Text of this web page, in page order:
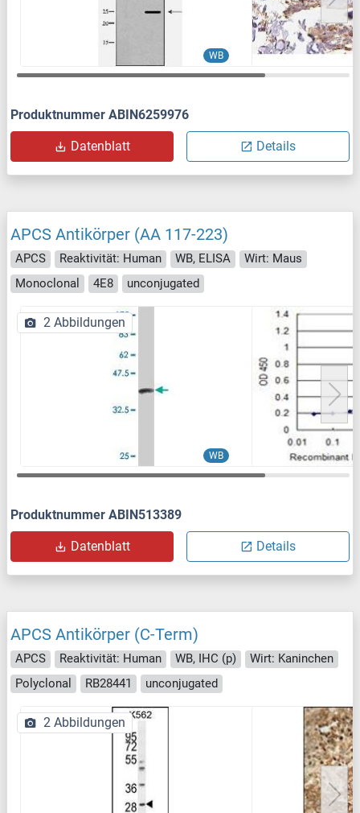
WB
Produktnummer ABIN6259976
Datenblatt Details
APCS Antikörper (AA 117-223)
APCS Reaktivität: Human WB, ELISA
Wirt: Maus
Monoclonal
4E8 unconjugated
WB
2 Abbildungen
Produktnummer ABIN513389
Datenblatt Details
APCS Antikörper (C-Term)
APCS Reaktivität: Human WB, IHC (p)
Wirt: Kaninchen
Polyclonal
RB28441 unconjugated
2 Abbildungen